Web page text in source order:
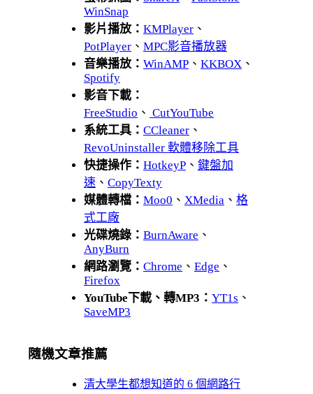
WinSnap
影片播放： KMPlayer 、
PotPlayer 、 MPC影音播放器
音樂播放： WinAMP 、 KKBOX 、
Spotify
影音下載：
FreeStudio 、 CutYouTube
系統工具： CCleaner 、
RevoUninstaller 軟體移除工具
快捷操作： HotkeyP 、 鍵盤加
速 、 CopyTexty
媒體轉檔： Moo0 、 XMedia 、 格
式工廠
光碟燒錄： BurnAware 、
AnyBurn
網路瀏覽： Chrome 、 Edge 、
Firefox
YouTube下載、轉MP3： YT1s 、
SaveMP3
隨機文章推薦
清大學生都想知道的 6 個網路行